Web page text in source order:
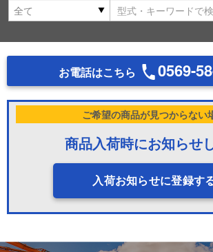
お電話はこちら 0569-
ご希望の商品が見つからない
商品入荷時にお知らせ
入荷お知らせに登録す